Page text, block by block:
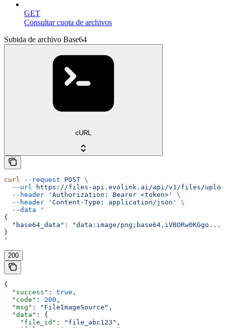
GET
Consultar cuota de archivos
Subida de archivo Base64
cURL
curl --request POST \
  --url
https://files-api.evolink.ai/api/v1/files/
  --header
'Authorization: Bearer <token>'
\
  --header
'Content-Type: application/json'
\
  --data
'
{
  "base64_data": "data:image/png;base64,iVBORw0KGgo..."
}
'
200
{
  "success"
: true ,
  "code"
: 200 ,
  "msg"
: "FileImageSource" ,
  "data"
: {
    "file_id"
: "file_abc123" ,